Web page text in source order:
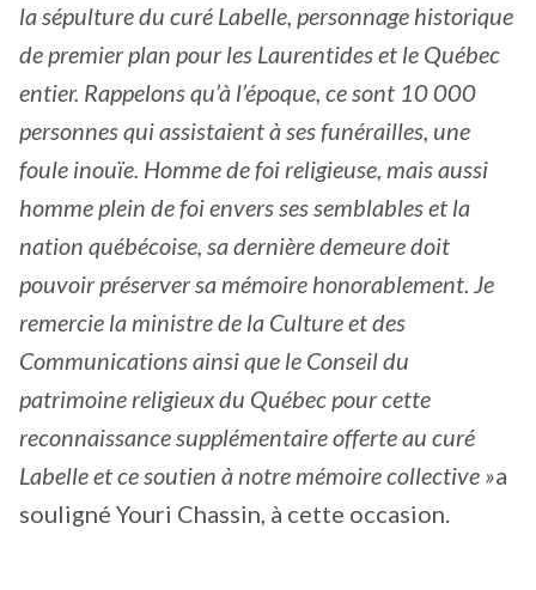
la sépulture du curé Labelle, personnage historique
de premier plan pour les Laurentides et le Québec
entier. Rappelons qu’à l’époque, ce sont 10000
personnes qui assistaient à ses funérailles, une
foule inouïe. Homme de foi religieuse, mais aussi
homme plein de foi envers ses semblables et la
nation québécoise, sa dernière demeure doit
pouvoir préserver sa mémoire honorablement. Je
remercie la ministre de la Culture et des
Communications ainsi que le Conseil du
patrimoine religieux du Québec pour cette
reconnaissance supplémentaire offerte au curé
Labelle et ce soutien à notre mémoire collective »a
souligné Youri Chassin, à cette occasion.